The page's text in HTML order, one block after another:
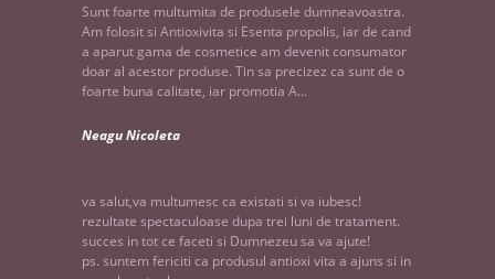
Sunt foarte multumita de produsele dumneavoastra.
Am folosit si Antioxivita si Esenta propolis, iar de cand
a aparut gama de cosmetice am devenit consumator
doar al acestor produse. Tin sa precizez ca sunt de o
foarte buna calitate, iar promotia A...
Neagu Nicoleta
va salut,va multumesc ca existati si va iubesc!
rezultate spectaculoase dupa trei luni de tratament.
succes in tot ce faceti si Dumnezeu sa va ajute!
ps. suntem fericiti ca produsul antioxi vita a ajuns si in